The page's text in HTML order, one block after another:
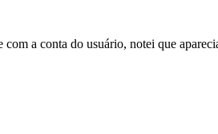
a conta do usuário, notei que